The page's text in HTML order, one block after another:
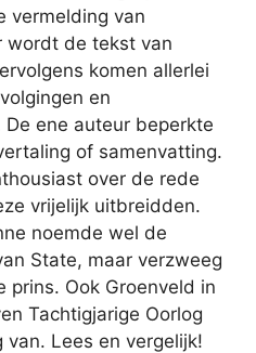
vermelding van
wordt de tekst van
komen allerlei
en
ene auteur beperkte
of samenvatting.
over de rede
vrijelijk uitbreidden.
noemde wel de
State, maar verzweeg
prins. Ook Groenveld in
Tachtigjarige Oorlog
Lees en vergelijk!